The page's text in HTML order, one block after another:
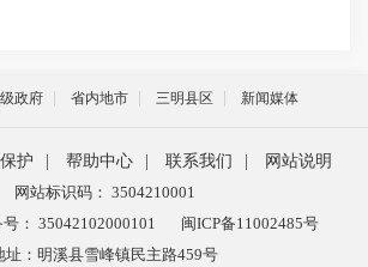
政府 省内地市 三明县区 新闻媒体
护 帮助中心 联系我们
网站说明
网站标识码： 3504210001
： 35042102000101
闽ICP备11002485号
址：明溪县雪峰镇民主路459号